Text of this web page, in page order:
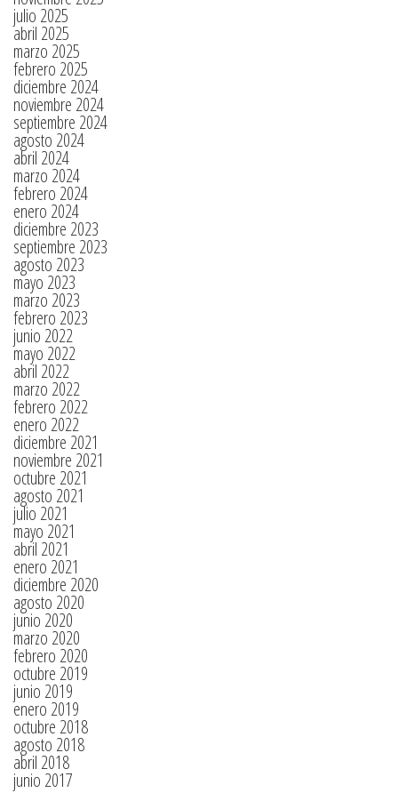
julio 2025
abril 2025
marzo 2025
febrero 2025
diciembre 2024
noviembre 2024
septiembre 2024
agosto 2024
abril 2024
marzo 2024
febrero 2024
enero 2024
diciembre 2023
septiembre 2023
agosto 2023
mayo 2023
marzo 2023
febrero 2023
junio 2022
mayo 2022
abril 2022
marzo 2022
febrero 2022
enero 2022
diciembre 2021
noviembre 2021
octubre 2021
agosto 2021
julio 2021
mayo 2021
abril 2021
enero 2021
diciembre 2020
agosto 2020
junio 2020
marzo 2020
febrero 2020
octubre 2019
junio 2019
enero 2019
octubre 2018
agosto 2018
abril 2018
junio 2017